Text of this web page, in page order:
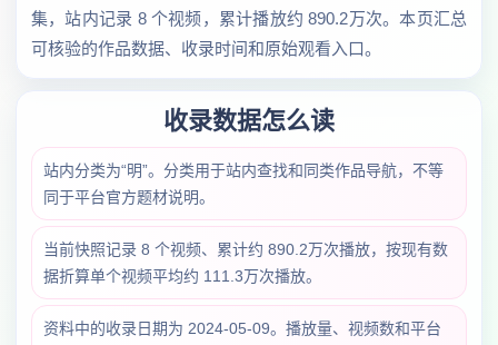
集，站内记录 8 个视频，累计播放约 890.2万次。本页汇总
可核验的作品数据、收录时间和原始观看入口。
收录数据怎么读
站内分类为“明”。分类用于站内查找和同类作品导航，不等
同于平台官方题材说明。
当前快照记录 8 个视频、累计约 890.2万次播放，按现有数
据折算单个视频平均约 111.3万次播放。
资料中的收录日期为 2024-05-09。播放量、视频数和平台